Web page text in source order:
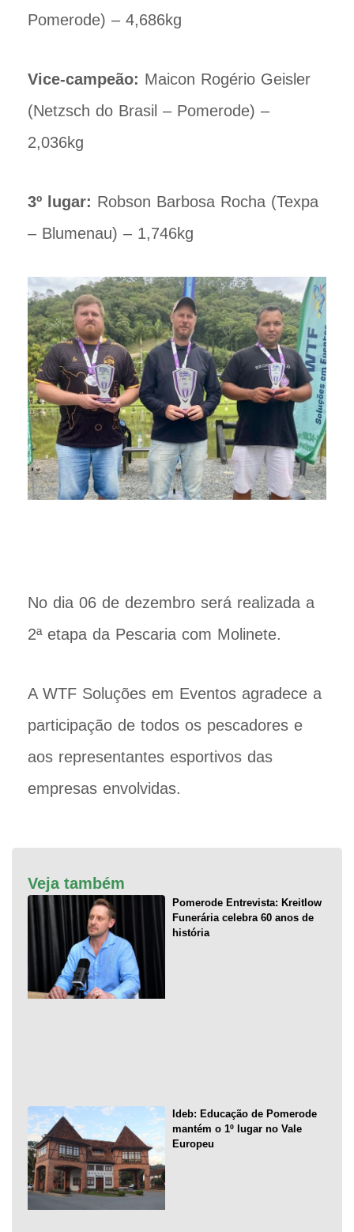
Pomerode) – 4,686kg
Vice-campeão: Maicon Rogério Geisler
(Netzsch do Brasil – Pomerode) –
2,036kg
3º lugar: Robson Barbosa Rocha (Texpa
– Blumenau) – 1,746kg
No dia 06 de dezembro será realizada a
2ª etapa da Pescaria com Molinete.
A WTF Soluções em Eventos agradece a
participação de todos os pescadores e
aos representantes esportivos das
empresas envolvidas.
Veja também
Pomerode Entrevista: Kreitlow
Funerária celebra 60 anos de
história
Ideb: Educação de Pomerode
mantém o 1º lugar no Vale
Europeu